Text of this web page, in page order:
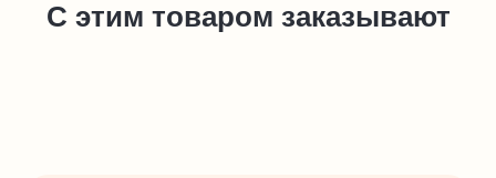
С этим товаром заказывают